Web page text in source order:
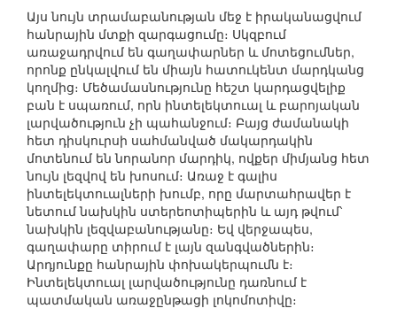
Այս նույն տրամաբանության մեջ է իրականացվում
հանրային մտքի զարգացումը։ Սկզբում
առաջադրվում են գաղափարներ և մոտեցումներ,
որոնք ընկալվում են միայն հատուկենտ մարդկանց
կողմից։ Մեծամասնությունը հեշտ կարդացվելիք
բան է սպառում, որն ինտելեկտուալ և բարոյական
լարվածություն չի պահանջում։ Բայց ժամանակի
հետ դիսկուրսի սահմանված մակարդակին
մոտենում են նորանոր մարդիկ, ովքեր միմյանց հետ
նույն լեզվով են խոսում։ Առաջ է գալիս
ինտելեկտուալների խումբ, որը մարտահրավեր է
նետում նախկին ստերեոտիպերին և այդ թվում՝
նախկին լեզվաբանությանը։ Եվ վերջապես,
գաղափարը տիրում է լայն զանգվածներին։
Արդյունքը հանրային փոխակերպումն է։
Ինտելեկտուալ լարվածությունը դառնում է
պատմական առաջընթացի լոկոմոտիվը։